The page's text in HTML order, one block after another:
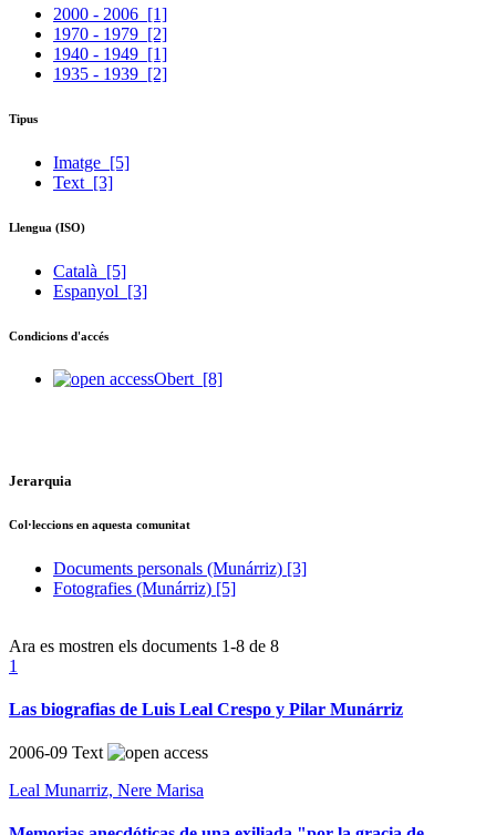
2000 - 2006 [1]
1970 - 1979 [2]
1940 - 1949 [1]
1935 - 1939 [2]
Tipus
Imatge [5]
Text [3]
Llengua (ISO)
Català [5]
Espanyol [3]
Condicions d'accés
Obert [8]
Jerarquia
Col·leccions en aquesta comunitat
Documents personals (Munárriz) [3]
Fotografies (Munárriz) [5]
Ara es mostren els documents 1-8 de 8
1
Las biografias de Luis Leal Crespo y Pilar Munárriz
2006-09 Text
Leal Munarriz, Nere Marisa